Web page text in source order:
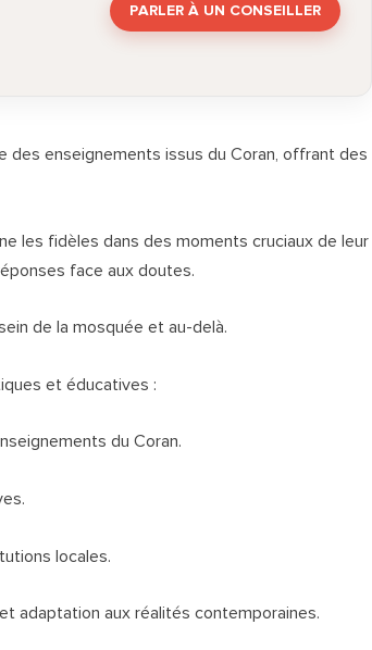
PARLER À UN CONSEILLER
des enseignements issus du Coran, offrant des
les fidèles dans des moments cruciaux de leur
face aux doutes.
de la mosquée et au-delà.
et éducatives :
du Coran.
locales.
adaptation aux réalités contemporaines.